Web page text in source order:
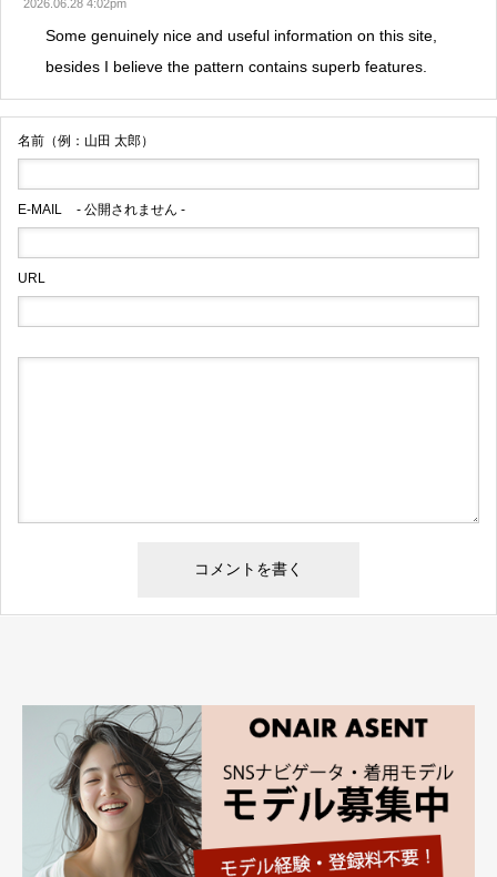
2026.06.28 4:02pm
Some genuinely nice and useful information on this site,
besides I believe the pattern contains superb features.
名前（例：山田 太郎）
E-MAIL - 公開されません -
URL